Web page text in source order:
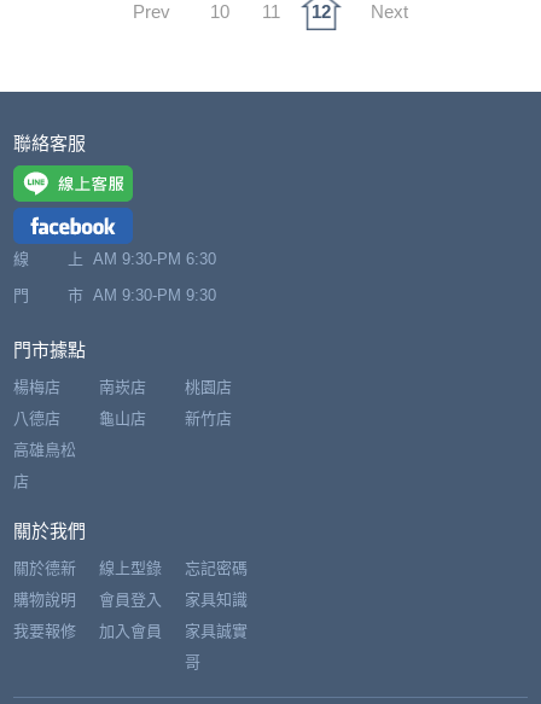
Prev 10 11 12 Next
聯絡客服
線 上 AM 9:30-PM 6:30
門 市 AM 9:30-PM 9:30
門市據點
楊梅店
八德店
南崁店
龜山店
桃園店
新竹店
高雄鳥松
店
關於我們
關於德新
購物說明
我要報修
線上型錄
會員登入
加入會員
忘記密碼
家具知識
家具誠實
哥